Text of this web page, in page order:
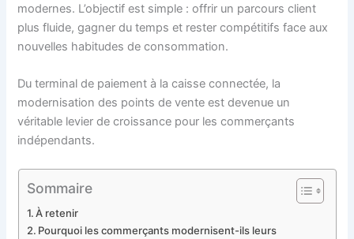
modernes. L’objectif est simple : offrir un parcours client
plus fluide, gagner du temps et rester compétitifs face aux
nouvelles habitudes de consommation.
Du terminal de paiement à la caisse connectée, la
modernisation des points de vente est devenue un
véritable levier de croissance pour les commerçants
indépendants.
Sommaire
À retenir
Pourquoi les commerçants modernisent-ils leurs